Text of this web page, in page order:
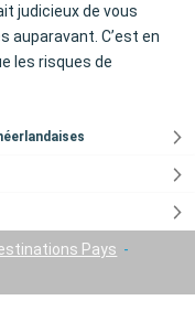
judicieux de vous
auparavant. C’est en
les risques de
Pays